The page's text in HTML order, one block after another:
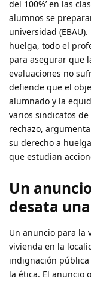
del 100%’ en las
alumnos se
universidad
huelga, todo el
para asegurar que
evaluaciones no
defiende que el
alumnado y la
varios sindicatos
rechazo,
su derecho a
que estudian
Un
desata
Un anuncio para la
vivienda en la
indignación
la ética. El anuncio